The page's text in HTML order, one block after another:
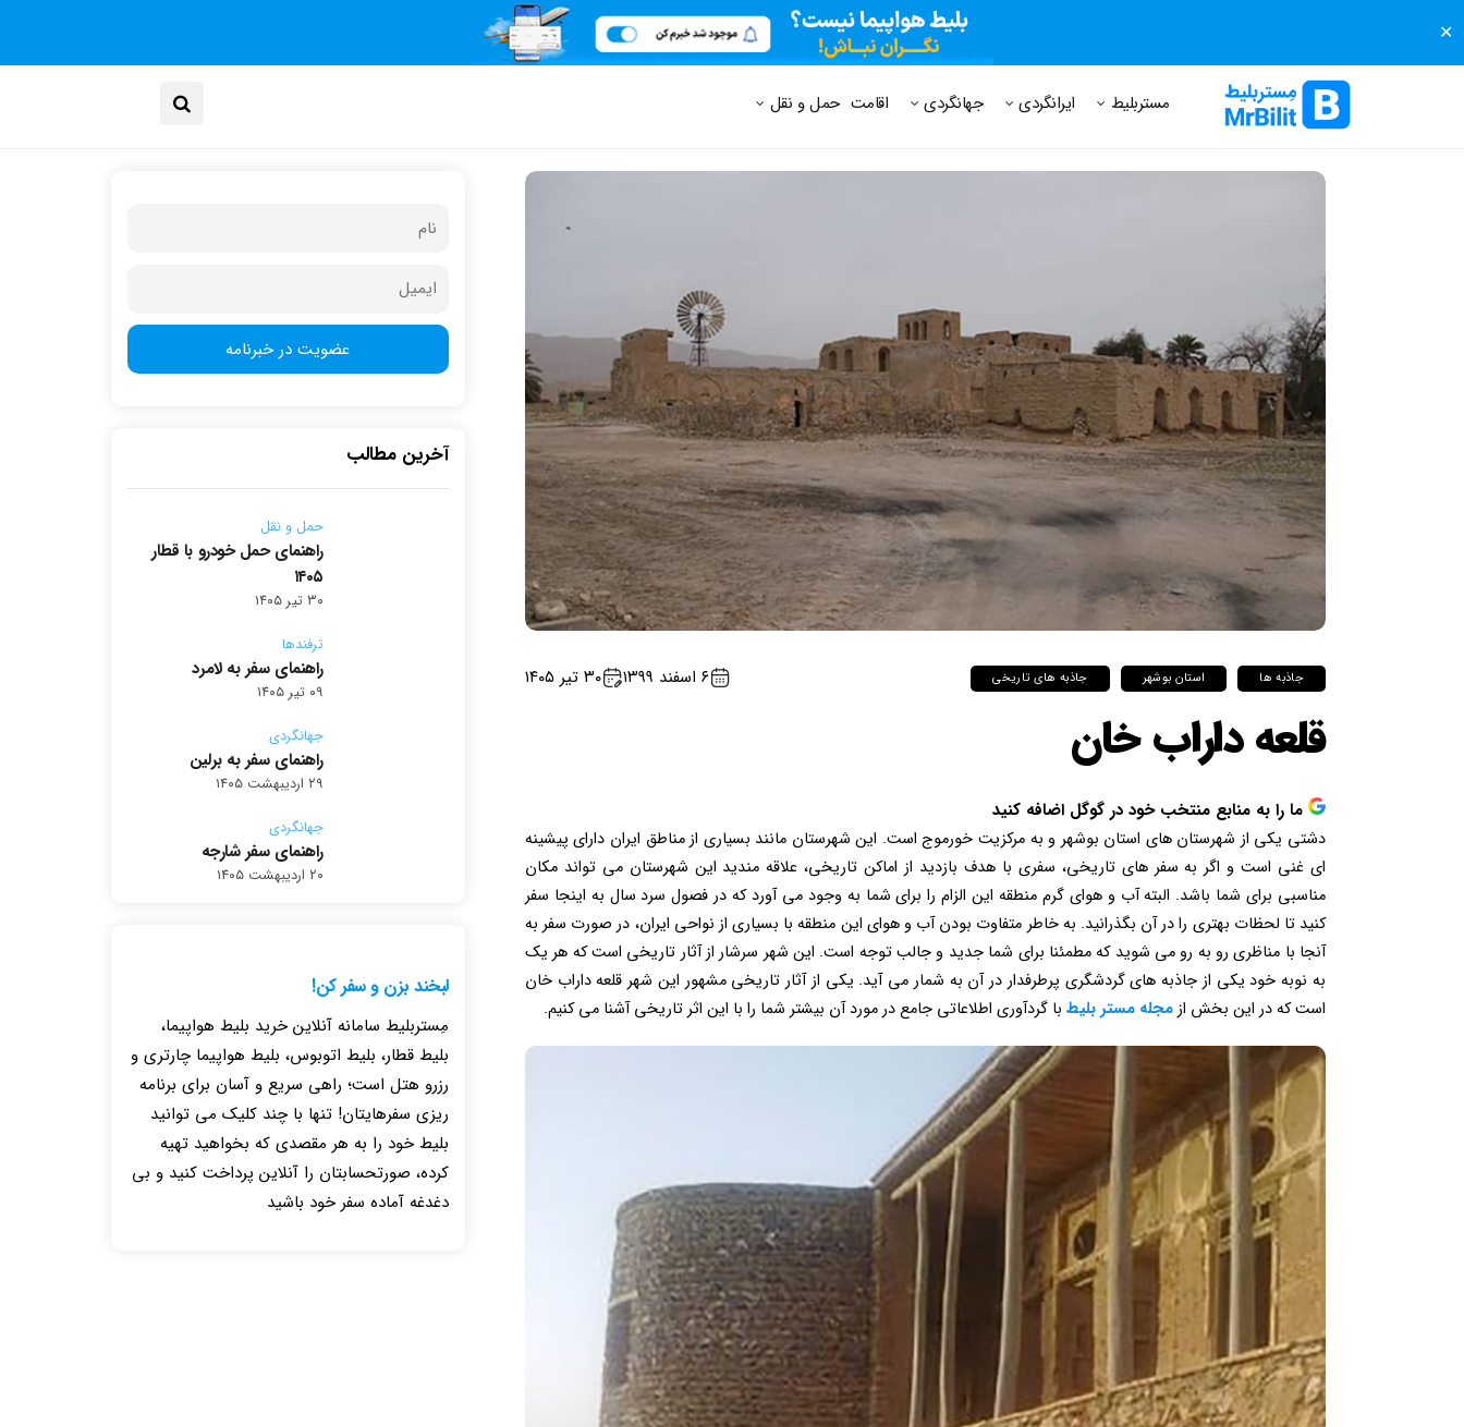
✕
مستر بلیط مجله مستر بلیط پرسش های متداول
مستربلیط ایرانگردی جهانگردی اقامت حمل و نقل
جاذبه ها استان بوشهر جاذبه های تاریخی ۶ اسفند ۱۳۹۹ ۳۰ تیر ۱۴۰۵
قلعه داراب خان
ما را به منابع منتخب خود در گوگل اضافه کنید
دشتی یکی از شهرستان های استان بوشهر و به مرکزیت خورموج است. این شهرستان مانند بسیاری از مناطق ایران دارای پیشینه
ای غنی است و اگر به سفر های تاریخی، سفری با هدف بازدید از اماکن تاریخی، علاقه مندید این شهرستان می تواند مکان
مناسبی برای شما باشد. البته آب و هوای گرم منطقه این الزام را برای شما به وجود می آورد که در فصول سرد سال به اینجا سفر
کنید تا لحظات بهتری را در آن بگذرانید. به خاطر متفاوت بودن آب و هوای این منطقه با بسیاری از نواحی ایران، در صورت سفر به
آنجا با مناظری رو به رو می شوید که مطمئنا برای شما جدید و جالب توجه است. این شهر سرشار از آثار تاریخی است که هر یک
به نوبه خود یکی از جاذبه های گردشگری پرطرفدار در آن به شمار می آید. یکی از آثار تاریخی مشهور این شهر قلعه داراب خان
است که در این بخش ازمجله مستر بلیط با گردآوری اطلاعاتی جامع در مورد آن بیشتر شما را با این اثر تاریخی آشنا می کنیم.
آخرین مطالب
حمل و نقل
راهنمای حمل خودرو با قطار
۱۴۰۵
۳۰ تیر ۱۴۰۵
ترفندها
راهنمای سفر به لامرد
۰۹ تیر ۱۴۰۵
جهانگردی
راهنمای سفر به برلین
۲۹ اردیبهشت ۱۴۰۵
جهانگردی
راهنمای سفر شارجه
۲۰ اردیبهشت ۱۴۰۵
لبخند بزن و سفر کن!
مِستربلیط سامانه آنلاین خرید بلیط هواپیما،
بلیط قطار، بلیط اتوبوس، بلیط هواپیما چارتری و
رزرو هتل است؛ راهی سریع و آسان برای برنامه
ریزی سفرهایتان! تنها با چند کلیک می توانید
بلیط خود را به هر مقصدی که بخواهید تهیه
کرده، صورتحسابتان را آنلاین پرداخت کنید و بی
دغدغه آماده سفر خود باشید